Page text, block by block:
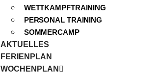
WETTKAMPFTRAINING
PERSONAL TRAINING
SOMMERCAMP
AKTUELLES
FERIENPLAN
WOCHENPLAN